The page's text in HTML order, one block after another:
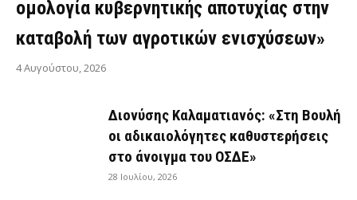
ομολογία κυβερνητικής αποτυχίας στην
καταβολή των αγροτικών ενισχύσεων»
4 Αυγούστου, 2026
Διονύσης Καλαματιανός: «Στη Βουλή
οι αδικαιολόγητες καθυστερήσεις
στο άνοιγμα του ΟΣΔΕ»
28 Ιουλίου, 2026